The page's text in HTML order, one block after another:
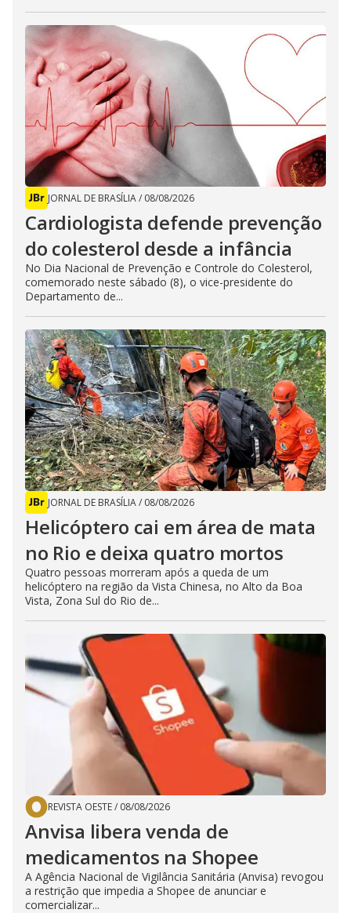
JORNAL DE BRASÍLIA/ 08/08/2026
Cardiologista defende prevenção
do colesterol desde a infância
No Dia Nacional de Prevenção e Controle do Colesterol,
comemorado neste sábado (8), o vice-presidente do
Departamento de...
JORNAL DE BRASÍLIA/ 08/08/2026
Helicóptero cai em área de mata
no Rio e deixa quatro mortos
Quatro pessoas morreram após a queda de um
helicóptero na região da Vista Chinesa, no Alto da Boa
Vista, Zona Sul do Rio de...
REVISTA OESTE/ 08/08/2026
Anvisa libera venda de
medicamentos na Shopee
A Agência Nacional de Vigilância Sanitária (Anvisa) revogou
a restrição que impedia a Shopee de anunciar e
comercializar...